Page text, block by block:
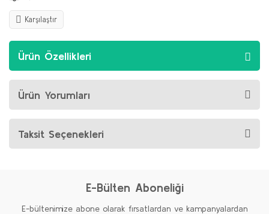
Karşılaştır
Ürün Özellikleri
Ürün Yorumları
Taksit Seçenekleri
E-Bülten Aboneliği
E-bültenimize abone olarak fırsatlardan ve kampanyalardan